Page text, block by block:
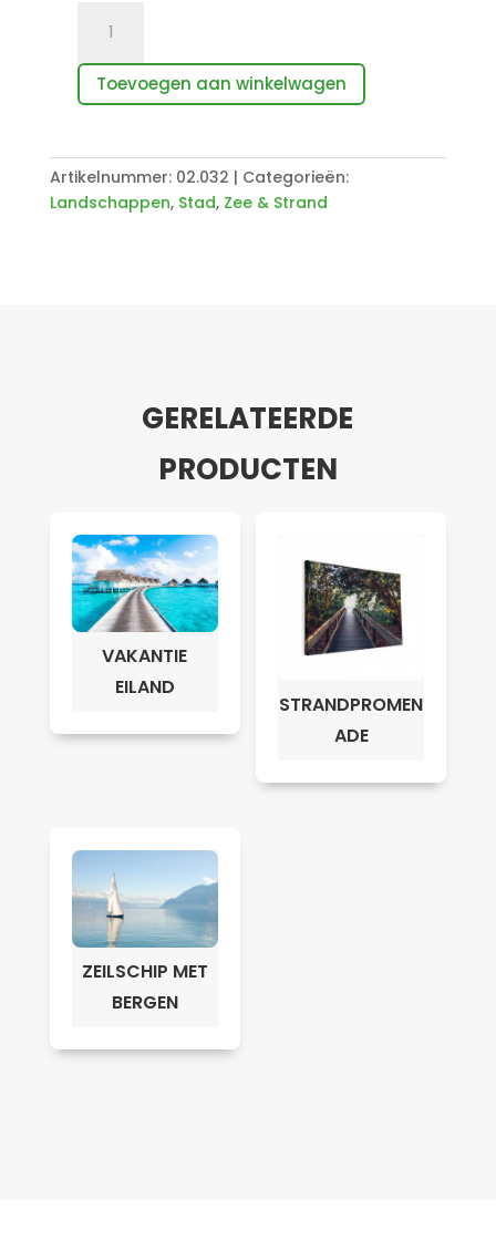
strand
met
stenen
Toevoegen aan winkelwagen
Artikelnummer: 02.032
Categorieën:
Landschappen, Stad, Zee & Strand
GERELATEERDE
PRODUCTEN
VAKANTIE
EILAND
STRANDPROMEN
ADE
ZEILSCHIP MET
BERGEN